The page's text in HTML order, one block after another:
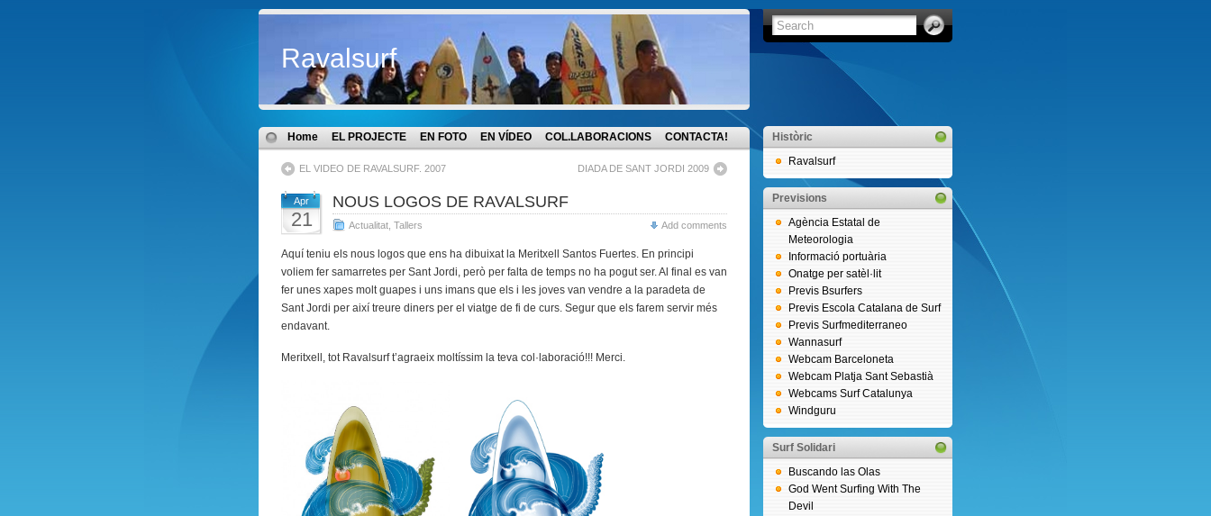
Ravalsurf
Home EL PROJECTE EN FOTO EN VÍDEO COL.LABORACIONS CONTACTA!
EL VIDEO DE RAVALSURF. 2007 DIADA DE SANT JORDI 2009
Apr
21
NOUS LOGOS DE RAVALSURF
Actualitat Tallers Add comments
Aquí teniu els nous logos que ens ha dibuixat la Meritxell Santos Fuertes. En principi
voliem fer samarretes per Sant Jordi, però per falta de temps no ha pogut ser. Al final es van
fer unes xapes molt guapes i uns imans que els i les joves van vendre a la paradeta de
Sant Jordi per així treure diners per el viatge de fi de curs. Segur que els farem servir més
endavant.
Meritxell, tot Ravalsurf t’agraeix moltíssim la teva col·laboració!!! Merci.
Històric
Ravalsurf
Previsions
Agència Estatal de
Meteorologia
Informació portuària
Onatge per satèl·lit
Previs Bsurfers
Previs Escola Catalana de Surf
Previs Surfmediterraneo
Wannasurf
Webcam Barceloneta
Webcam Platja Sant Sebastià
Webcams Surf Catalunya
Windguru
Surf Solidari
Buscando las Olas
God Went Surfing With The
Devil